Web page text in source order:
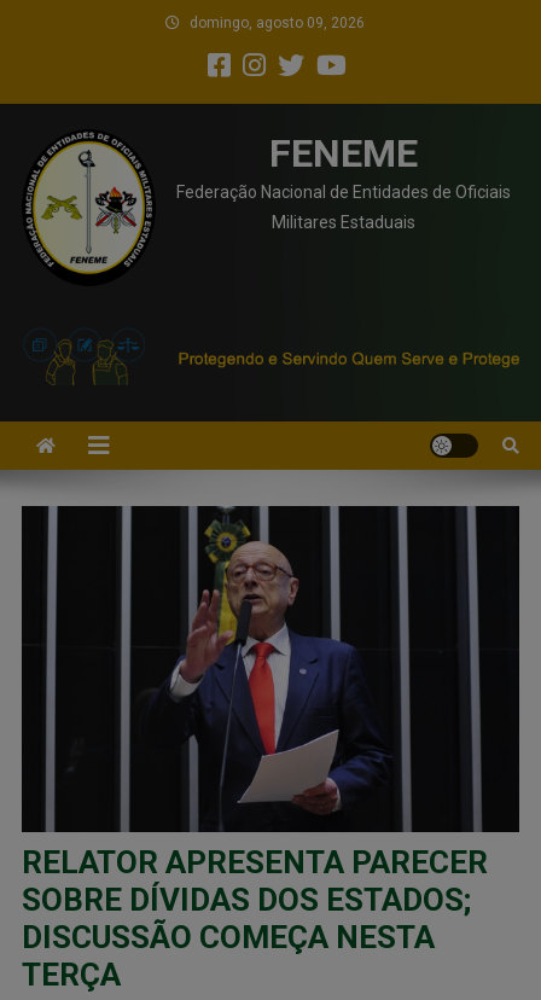
domingo, agosto 09, 2026
FENEME
Federação Nacional de Entidades de Oficiais
Militares Estaduais
RELATOR APRESENTA PARECER
SOBRE DÍVIDAS DOS ESTADOS;
DISCUSSÃO COMEÇA NESTA
TERÇA